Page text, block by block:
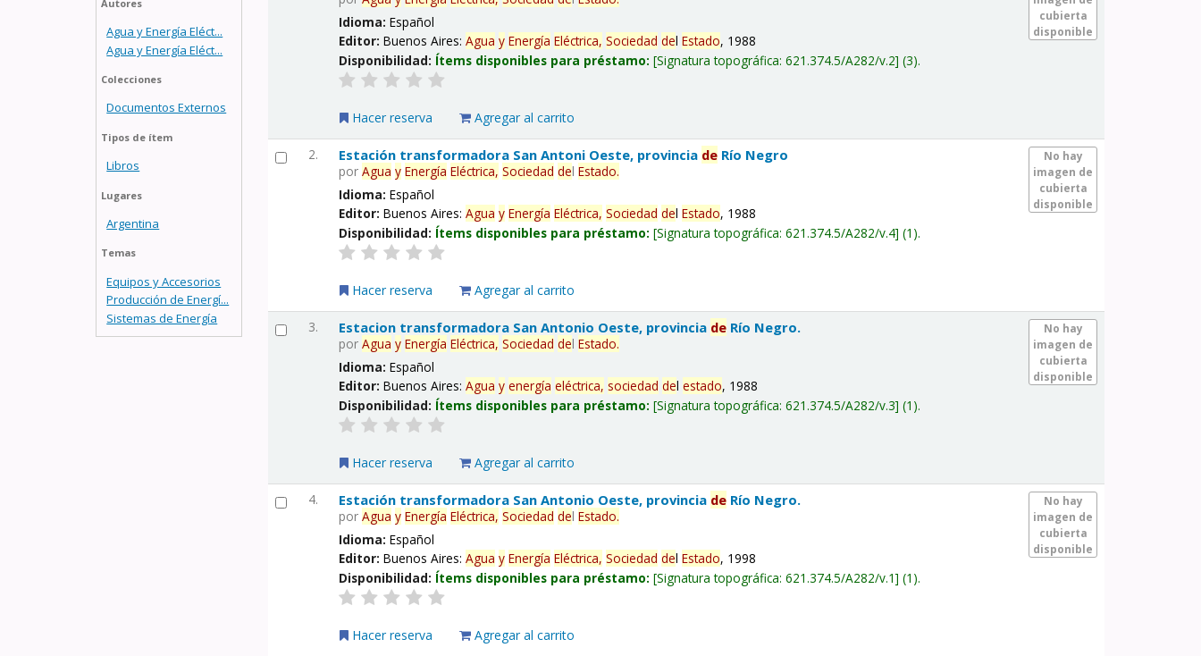
Autores
Agua y Energía Eléct...
Agua y Energía Eléct...
Colecciones
Documentos Externos
Tipos de ítem
Libros
Lugares
Argentina
Temas
Equipos y Accesorios
Producción de Energí...
Sistemas de Energía
cubierta
disponible
Idioma:Español
Editor:Buenos Aires:Agua y Energía Eléctrica, Sociedad delEstado, 1988
Disponibilidad: Ítems disponibles para préstamo: Signatura topográfica:621.374.5/A282/v.2 (3).
Hacer reserva Agregar al carrito
2.
No hay
imagen de
cubierta
disponible
Estación transformadora San Antoni Oeste, provincia de Río Negro
porAgua y Energía Eléctrica, Sociedad delEstado.
Idioma:Español
Editor:Buenos Aires:Agua y Energía Eléctrica, Sociedad delEstado, 1988
Disponibilidad: Ítems disponibles para préstamo: Signatura topográfica:621.374.5/A282/v.4 (1).
Hacer reserva Agregar al carrito
3.
No hay
imagen de
cubierta
disponible
Estacion transformadora San Antonio Oeste, provincia de Río Negro.
porAgua y Energía Eléctrica, Sociedad delEstado.
Idioma:Español
Editor:Buenos Aires:Agua y energía eléctrica, sociedad delestado, 1988
Disponibilidad: Ítems disponibles para préstamo: Signatura topográfica:621.374.5/A282/v.3 (1).
Hacer reserva Agregar al carrito
4.
No hay
imagen de
cubierta
disponible
Estación transformadora San Antonio Oeste, provincia de Río Negro.
porAgua y Energía Eléctrica, Sociedad delEstado.
Idioma:Español
Editor:Buenos Aires:Agua y Energía Eléctrica, Sociedad delEstado, 1998
Disponibilidad: Ítems disponibles para préstamo: Signatura topográfica:621.374.5/A282/v.1 (1).
Hacer reserva Agregar al carrito